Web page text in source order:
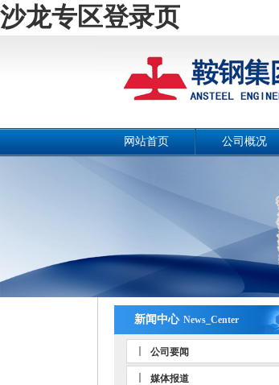
沙龙专区登录页
网站首页 公司概况
组织机构
荣誉资质
事业部和分公司
新闻中心 News_Center
公司要闻
媒体报道